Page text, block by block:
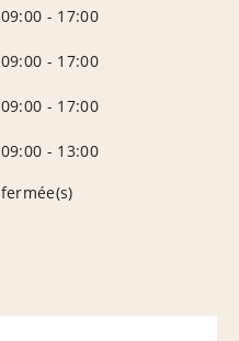
09:00 - 17:00
09:00 - 17:00
09:00 - 17:00
09:00 - 13:00
fermée(s)